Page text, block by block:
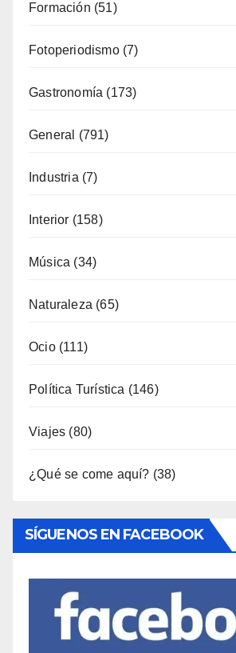
Formación (51)
Fotoperiodismo(7)
Gastronomía (173)
General (791)
Industria (7)
Interior (158)
Música (34)
Naturaleza (65)
Ocio(111)
Política Turística (146)
Viajes (80)
¿Qué se come aquí? (38)
SÍGUENOS EN FACEBOOK